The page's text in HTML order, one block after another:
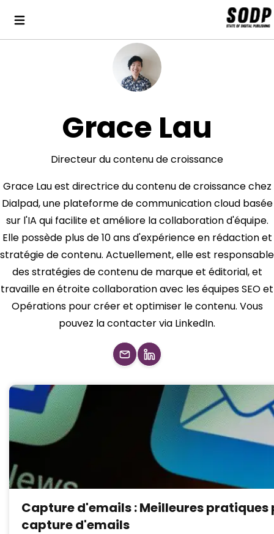
Grace Lau
Directeur du contenu de croissance
Grace Lau est directrice du contenu de croissance chez
Dialpad, une plateforme de communication cloud basée
sur l'IA qui facilite et améliore la collaboration d'équipe.
Elle possède plus de 10 ans d'expérience en rédaction et
stratégie de contenu. Actuellement, elle est responsable
des stratégies de contenu de marque et éditorial, et
travaille en étroite collaboration avec les équipes SEO et
Opérations pour créer et optimiser le contenu. Vous
pouvez la contacter via LinkedIn.
Capture d'emails : Meilleures
capture d'emails